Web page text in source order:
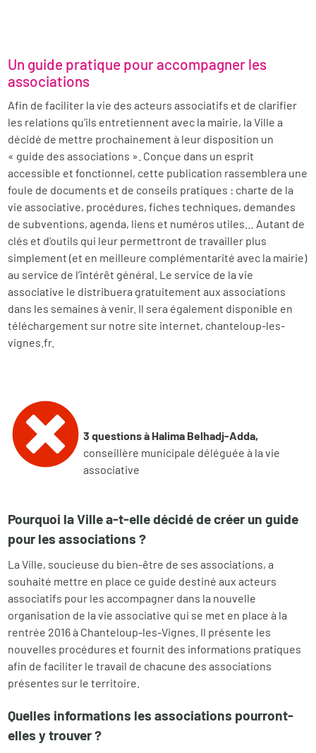
Un guide pratique pour accompagner les
associations
Afin de faciliter la vie des acteurs associatifs et de clarifier
les relations qu’ils entretiennent avec la mairie, la Ville a
décidé de mettre prochainement à leur disposition un
« guide des associations ». Conçue dans un esprit
accessible et fonctionnel, cette publication rassemblera une
foule de documents et de conseils pratiques : charte de la
vie associative, procédures, fiches techniques, demandes
de subventions, agenda, liens et numéros utiles… Autant de
clés et d’outils qui leur permettront de travailler plus
simplement (et en meilleure complémentarité avec la mairie)
au service de l’intérêt général. Le service de la vie
associative le distribuera gratuitement aux associations
dans les semaines à venir. Il sera également disponible en
téléchargement sur notre site internet, chanteloup-les-
vignes.fr.
3 questions à Halima Belhadj-Adda,
conseillère municipale déléguée à la vie
associative
Pourquoi la Ville a-t-elle décidé de créer un guide
pour les associations ?
La Ville, soucieuse du bien-être de ses associations, a
souhaité mettre en place ce guide destiné aux acteurs
associatifs pour les accompagner dans la nouvelle
organisation de la vie associative qui se met en place à la
rentrée 2016 à Chanteloup-les-Vignes. Il présente les
nouvelles procédures et fournit des informations pratiques
afin de faciliter le travail de chacune des associations
présentes sur le territoire.
Quelles informations les associations pourront-
elles y trouver ?